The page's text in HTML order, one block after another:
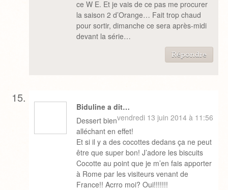
ce W E. Et je vais de ce pas me procurer
la saison 2 d’Orange… Fait trop chaud
pour sortir, dimanche ce sera après-midi
devant la série…
Répondre
Biduline a dit…
vendredi 13 juin 2014 à 11:56
Dessert bien
alléchant en effet!
Et si il y a des cocottes dedans ça ne peut
être que super bon! J’adore les biscuits
Cocotte au point que je m’en fais apporter
à Rome par les visiteurs venant de
France!! Acrro moi? Oui!!!!!!!